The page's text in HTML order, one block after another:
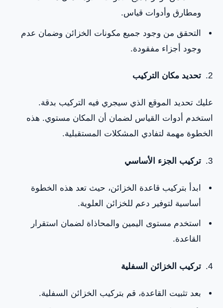
ومطارق وأدوات قياس.
التحقق من وجود جميع مكونات الخزائن وضمان عدم
وجود أجزاء مفقودة.
تحديد مكان التركيب
عليك تحديد الموقع الذي سيجري فيه التركيب بدقة.
استخدم أدوات القياس لضمان أن المكان مستوي. هذه
الخطوة مهمة لتفادي المشكلات المستقبلية.
تركيب الجزء الأساسي
ابدأ بتركيب قاعدة الخزائن، حيث تعد هذه الخطوة
أساسية لتوفير دعم للخزائن العلوية.
استخدم مستوى اليمين والمحاذاة لضمان استقرار
القاعدة.
تركيب الخزائن السفلية
بعد تثبيت القاعدة، قم بتركيب الخزائن السفلية.